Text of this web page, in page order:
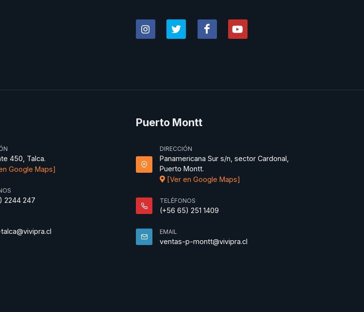
450, Talca.
Google Maps]
2244 247
Puerto Montt
DIRECCIÓN
Panamericana Sur s/n, sector Cardonal,
Puerto Montt.
[Ver en Google Maps]
TELÉFONOS
(+56 65) 251 1409
EMAIL
ventas-p-montt@vivipra.cl